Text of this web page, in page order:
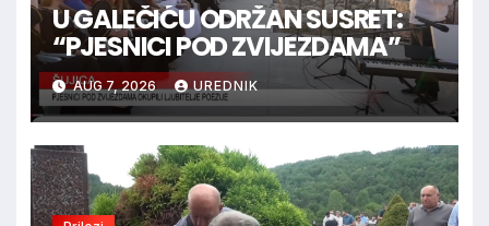
U GALEČIĆU ODRŽAN SUSRET:
“PJESNICI POD ZVIJEZDAMA”
AUG 7, 2026 UREDNIK